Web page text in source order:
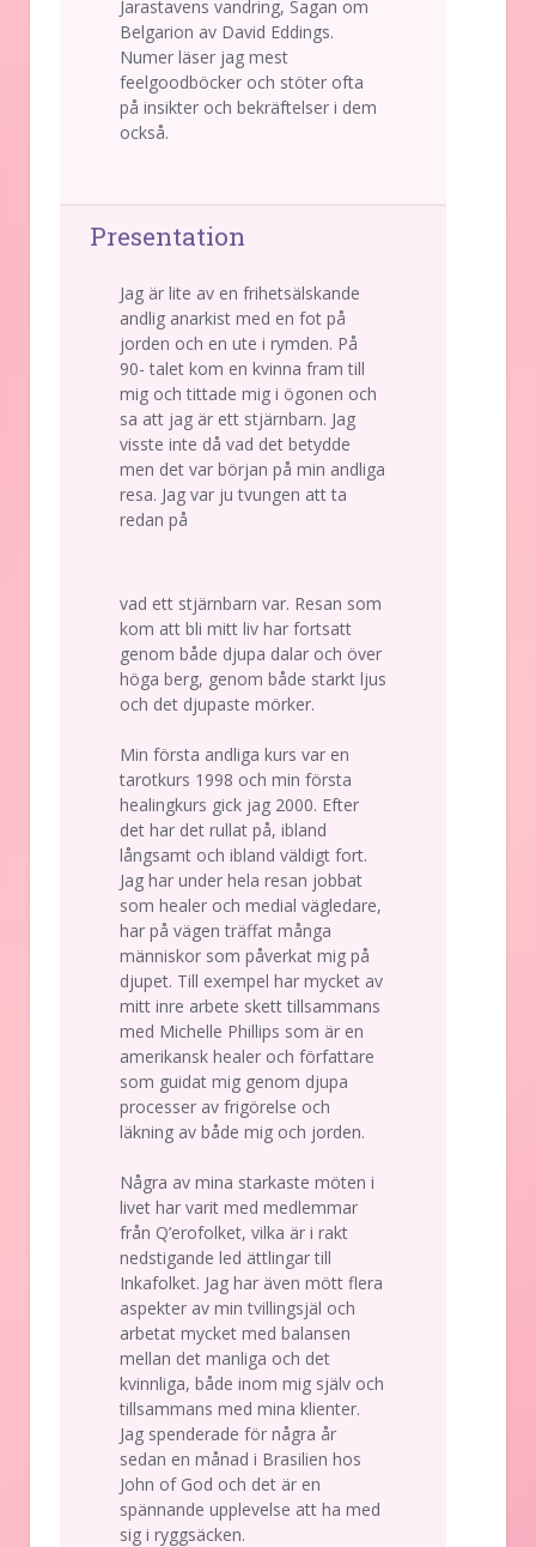
Jarastavens vandring, Sagan om
Belgarion av David Eddings.
Numer läser jag mest
feelgoodböcker och stöter ofta
på insikter och bekräftelser i dem
också.
Presentation
Jag är lite av en frihetsälskande
andlig anarkist med en fot på
jorden och en ute i rymden. På
90- talet kom en kvinna fram till
mig och tittade mig i ögonen och
sa att jag är ett stjärnbarn. Jag
visste inte då vad det betydde
men det var början på min andliga
resa. Jag var ju tvungen att ta
redan på
vad ett stjärnbarn var. Resan som
kom att bli mitt liv har fortsatt
genom både djupa dalar och över
höga berg, genom både starkt ljus
och det djupaste mörker.
Min första andliga kurs var en
tarotkurs 1998 och min första
healingkurs gick jag 2000. Efter
det har det rullat på, ibland
långsamt och ibland väldigt fort.
Jag har under hela resan jobbat
som healer och medial vägledare,
har på vägen träffat många
människor som påverkat mig på
djupet. Till exempel har mycket av
mitt inre arbete skett tillsammans
med Michelle Phillips som är en
amerikansk healer och författare
som guidat mig genom djupa
processer av frigörelse och
läkning av både mig och jorden.
Några av mina starkaste möten i
livet har varit med medlemmar
från Q’erofolket, vilka är i rakt
nedstigande led ättlingar till
Inkafolket. Jag har även mött flera
aspekter av min tvillingsjäl och
arbetat mycket med balansen
mellan det manliga och det
kvinnliga, både inom mig själv och
tillsammans med mina klienter.
Jag spenderade för några år
sedan en månad i Brasilien hos
John of God och det är en
spännande upplevelse att ha med
sig i ryggsäcken.